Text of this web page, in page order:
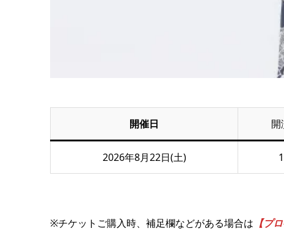
開催日 開
2026年8月22日(土)
※チケットご購入時、補足欄などがある場合は 【プ